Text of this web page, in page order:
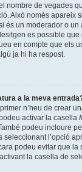
nombre de vegades
Això només apareix
és un moderador o
es possible
en compte que els
ja hi ha respost.
a la meva
n’heu de crear
activar la casella
podeu incloure
seleccionant l’opció
podeu evitar que la
la casella de